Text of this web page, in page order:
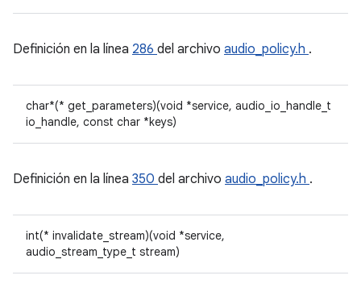
Definición en la línea 286 del archivo audio_policy.h .
char*(* get_parameters)(void *service, audio_io_handle_t
io_handle, const char *keys)
Definición en la línea 350 del archivo audio_policy.h .
int(* invalidate_stream)(void *service,
audio_stream_type_t stream)